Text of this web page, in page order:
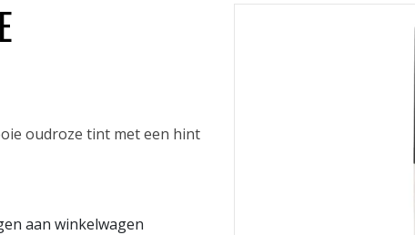
oudroze tint met een hint
aan winkelwagen